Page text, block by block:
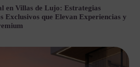
en Villas de Lujo: Estrategias
Exclusivos que Elevan Experiencias y